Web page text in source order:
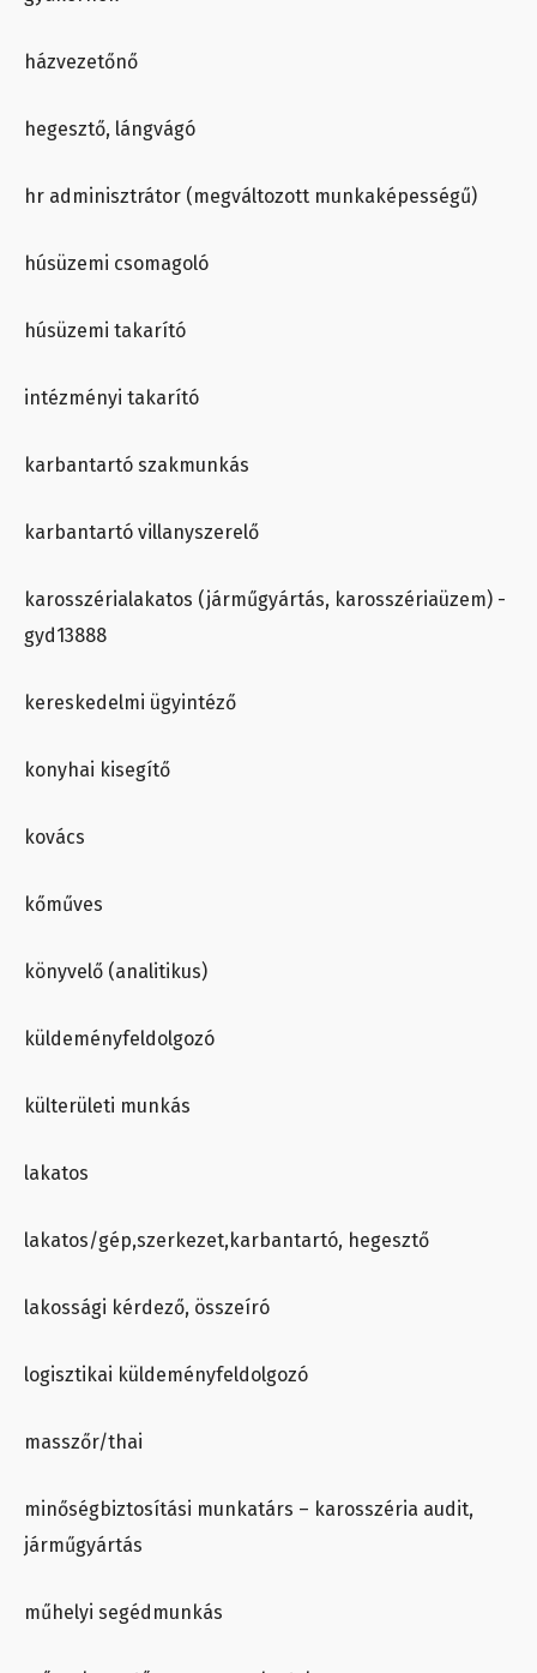
házvezetőnő
hegesztő, lángvágó
hr adminisztrátor (megváltozott munkaképességű)
húsüzemi csomagoló
húsüzemi takarító
intézményi takarító
karbantartó szakmunkás
karbantartó villanyszerelő
karosszérialakatos (járműgyártás, karosszériaüzem) -
gyd13888
kereskedelmi ügyintéző
konyhai kisegítő
kovács
kőműves
könyvelő (analitikus)
küldeményfeldolgozó
külterületi munkás
lakatos
lakatos/gép,szerkezet,karbantartó, hegesztő
lakossági kérdező, összeíró
logisztikai küldeményfeldolgozó
masszőr/thai
minőségbiztosítási munkatárs – karosszéria audit,
járműgyártás
műhelyi segédmunkás